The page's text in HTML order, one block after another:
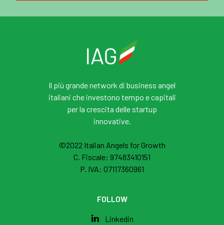
Il più grande network di business angel
italiani che investono tempo e capitali
per la crescita delle startup
innovative.
©2022 Italian Angels for Growth
C. Fiscale: 97483410151
P. IVA: 07117360961
FOLLOW
Linkedin